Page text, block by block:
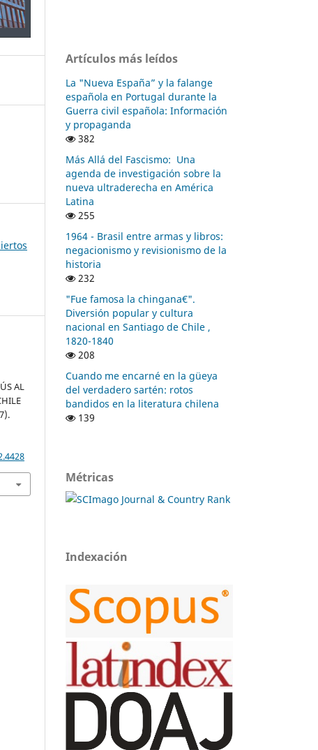
AL
Artículos más leídos
La "Nueva España” y la falange
española en Portugal durante la
Guerra civil española: Información
y propaganda
382
Más Allá del Fascismo: Una
agenda de investigación sobre la
nueva ultraderecha en América
Latina
255
1964 - Brasil entre armas y libros:
negacionismo y revisionismo de la
historia
232
"Fue famosa la chingana€".
Diversión popular y cultura
nacional en Santiago de Chile ,
1820-1840
208
Cuando me encarné en la güeya
del verdadero sartén: rotos
bandidos en la literatura chilena
139
Métricas
Indexación